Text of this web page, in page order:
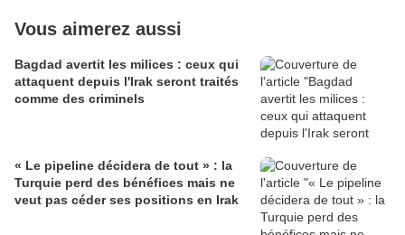
Vous aimerez aussi
Bagdad avertit les milices : ceux qui
attaquent depuis l'Irak seront traités
comme des criminels
« Le pipeline décidera de tout » : la
Turquie perd des bénéfices mais ne
veut pas céder ses positions en Irak